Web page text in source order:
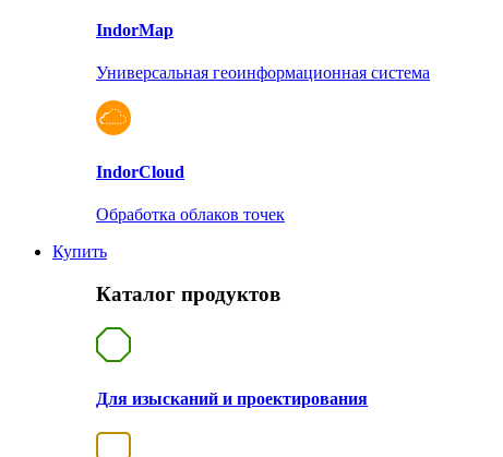
IndorMap
Универсальная геоинформационная система
IndorCloud
Обработка облаков точек
Купить
Каталог продуктов
Для изысканий и проектирования